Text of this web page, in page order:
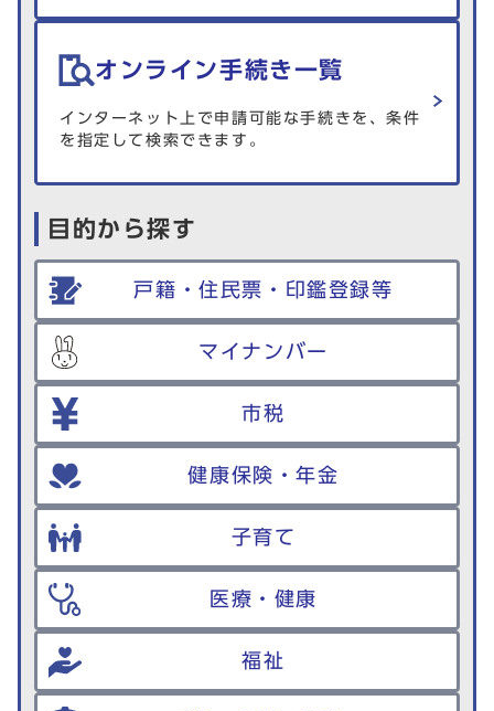
オンライン手続き一覧
インターネット上で申請可能な手続きを、条件
を指定して検索できます。
目的から探す
戸籍・住民票・印鑑登録等
マイナンバー
市税
健康保険・年金
子育て
医療・健康
福祉